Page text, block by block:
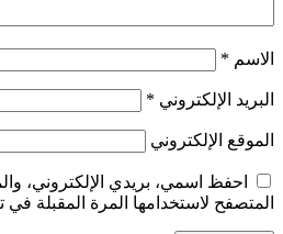
الاسم *
البريد الإلكتروني *
الموقع الإلكتروني
احفظ اسمي، بريدي الإلكتروني،
المتصفح لاستخدامها المرة المقبلة في